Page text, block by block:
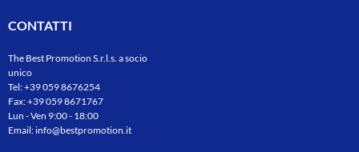
CONTATTI
The Best Promotion S.r.l.s. a socio
unico
Tel:+39 059 8676254
Fax: +39 059 8671767
Lun - Ven 9:00 - 18:00
Email:info@bestpromotion.it